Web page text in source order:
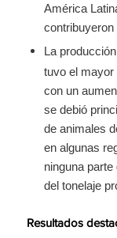
América
contribuyeron
La
tuvo el
con un
se debió
de animales
en algunas
ninguna
del tonelaje
Resultados